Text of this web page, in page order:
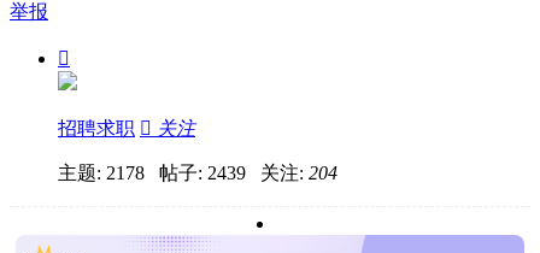
举报

招聘求职  关注
主题: 2178 帖子: 2439 关注: 204